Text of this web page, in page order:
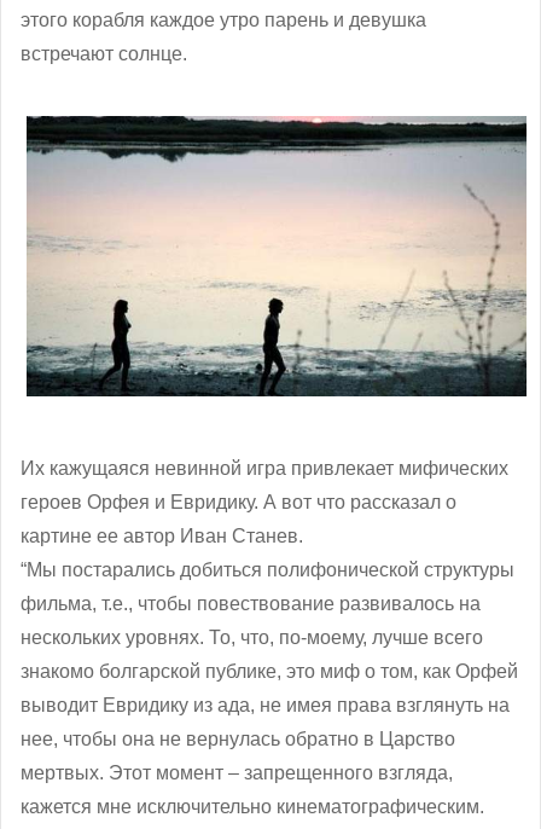
этого корабля каждое утро парень и девушка
встречают солнце.
Их кажущаяся невинной игра привлекает мифических
героев Орфея и Евридику. А вот что рассказал о
картине ее автор Иван Станев.
“Мы постарались добиться полифонической структуры
фильма, т.е., чтобы повествование развивалось на
нескольких уровнях. То, что, по-моему, лучше всего
знакомо болгарской публике, это миф о том, как Орфей
выводит Евридику из ада, не имея права взглянуть на
нее, чтобы она не вернулась обратно в Царство
мертвых. Этот момент – запрещенного взгляда,
кажется мне исключительно кинематографическим.